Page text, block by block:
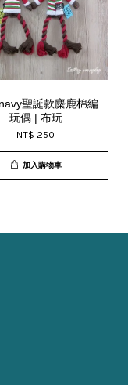
聖誕款麋鹿棉編
玩偶 | 布玩
NT$ 250
加入購物車